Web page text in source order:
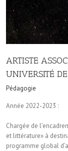
ARTISTE
UNIVERSITÉ
Pédagogie
Année 2022-2023 :
Chargée de
et littérature» à
programme global